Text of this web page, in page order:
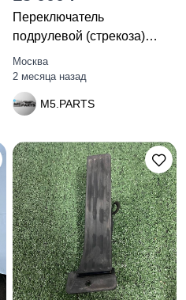
Переключатель
подрулевой (стрекоза)
BMW 3 E92/E93
Москва
2 месяца назад
M5.PARTS